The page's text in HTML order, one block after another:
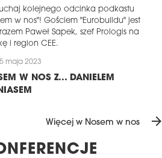
kolejnego odcinka podkastu
w nos"! Gościem "Eurobuildu" jest
Paweł Sapek, szef Prologis na
i region CEE.
maja 2023
W NOS Z... DANIELEM
w nos"! Dziś gościem "Eurobuildu"
CEE.
Więcej w Nosem w nos arrow_forward